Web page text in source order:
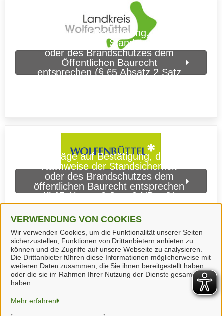
VERWENDUNG VON COOKIES
Wir verwenden Cookies, um die Funktionalität unserer Seiten
sicherzustellen, Funktionen von Drittanbietern anbieten zu
können und die Zugriffe auf unsere Webseite zu analysieren.
Die Drittanbieter führen diese Informationen möglicherweise mit
weiteren Daten zusammen, die Sie ihnen bereitgestellt haben
oder die sie im Rahmen Ihrer Nutzung der Dienste gesammelt
haben.
Mehr erfahren
Antrag auf Bestätigung, dass
Nachweise der Standsicherheit
oder des Brandschutzes dem
Öffentlichen Baurecht
entsprechen (§ 65 Absatz 2 Satz
Anträge auf Bestätigung, dass
Nachweise der Standsicherheit
oder des Brandschutzes dem
öffentlichen Baurecht entsprechen
(§ 65 Absatz 2 Satz 3 NBauO)
(Stadt Wolfenbüttel)
Landkreis Wolfenbüttel